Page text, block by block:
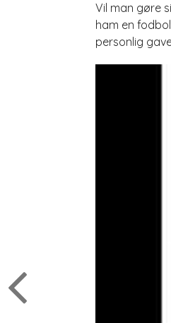
Vil man gøre
ham en
personlig